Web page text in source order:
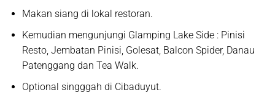
Makan siang di lokal restoran.
Kemudian mengunjungi Glamping Lake Side: Pinisi
Resto, Jembatan Pinisi, Golesat, Balcon Spider, Danau
Patenggang dan Tea Walk.
Optional singggah di Cibaduyut.